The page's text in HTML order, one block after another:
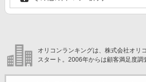
オリコンランキングは、株式会社オリ
スタート。2006年からは顧客満足度調